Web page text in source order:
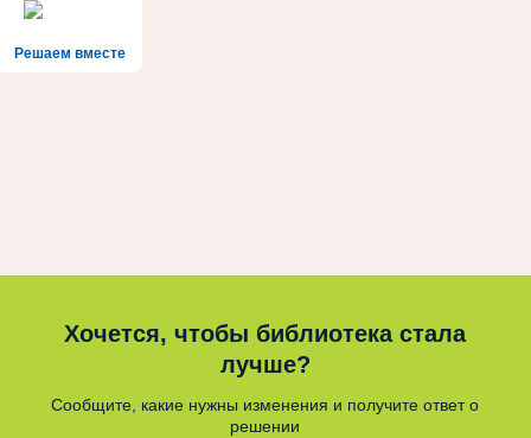
Решаем вместе
Хочется, чтобы библиотека стала
лучше?
Сообщите, какие нужны изменения и получите ответ о
решении